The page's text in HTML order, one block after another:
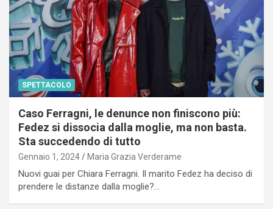
SPETTACOLO
Caso Ferragni, le denunce non finiscono più:
Fedez si dissocia dalla moglie, ma non basta.
Sta succedendo di tutto
Gennaio 1, 2024 Maria Grazia Verderame
Nuovi guai per Chiara Ferragni. Il marito Fedez ha deciso di
prendere le distanze dalla moglie?…